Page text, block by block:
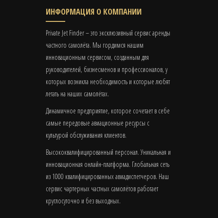
ИНФОРМАЦИЯ О КОМПАНИИ
Private Jet Finder – это эксклюзивный сервис аренды
частного самолёта. Мы гордимся нашим
инновационным сервисом, созданным для
руководителей, бизнесменов и профессионалов, у
которых возникла необходимость и которые любят
летать на наших самолётах.
Динамичное предприятие, которое сочетает в себе
самые передовые авиационные ресурсы с
культурой обслуживания клиентов.
Высококвалифицированный персонал. Уникальная и
инновационная онлайн-платформа. Глобальная сеть
из 1000 квалифицированных авиадиспетчеров. Наш
сервис чартерных частных самолётов работает
круглосуточно и без выходных.